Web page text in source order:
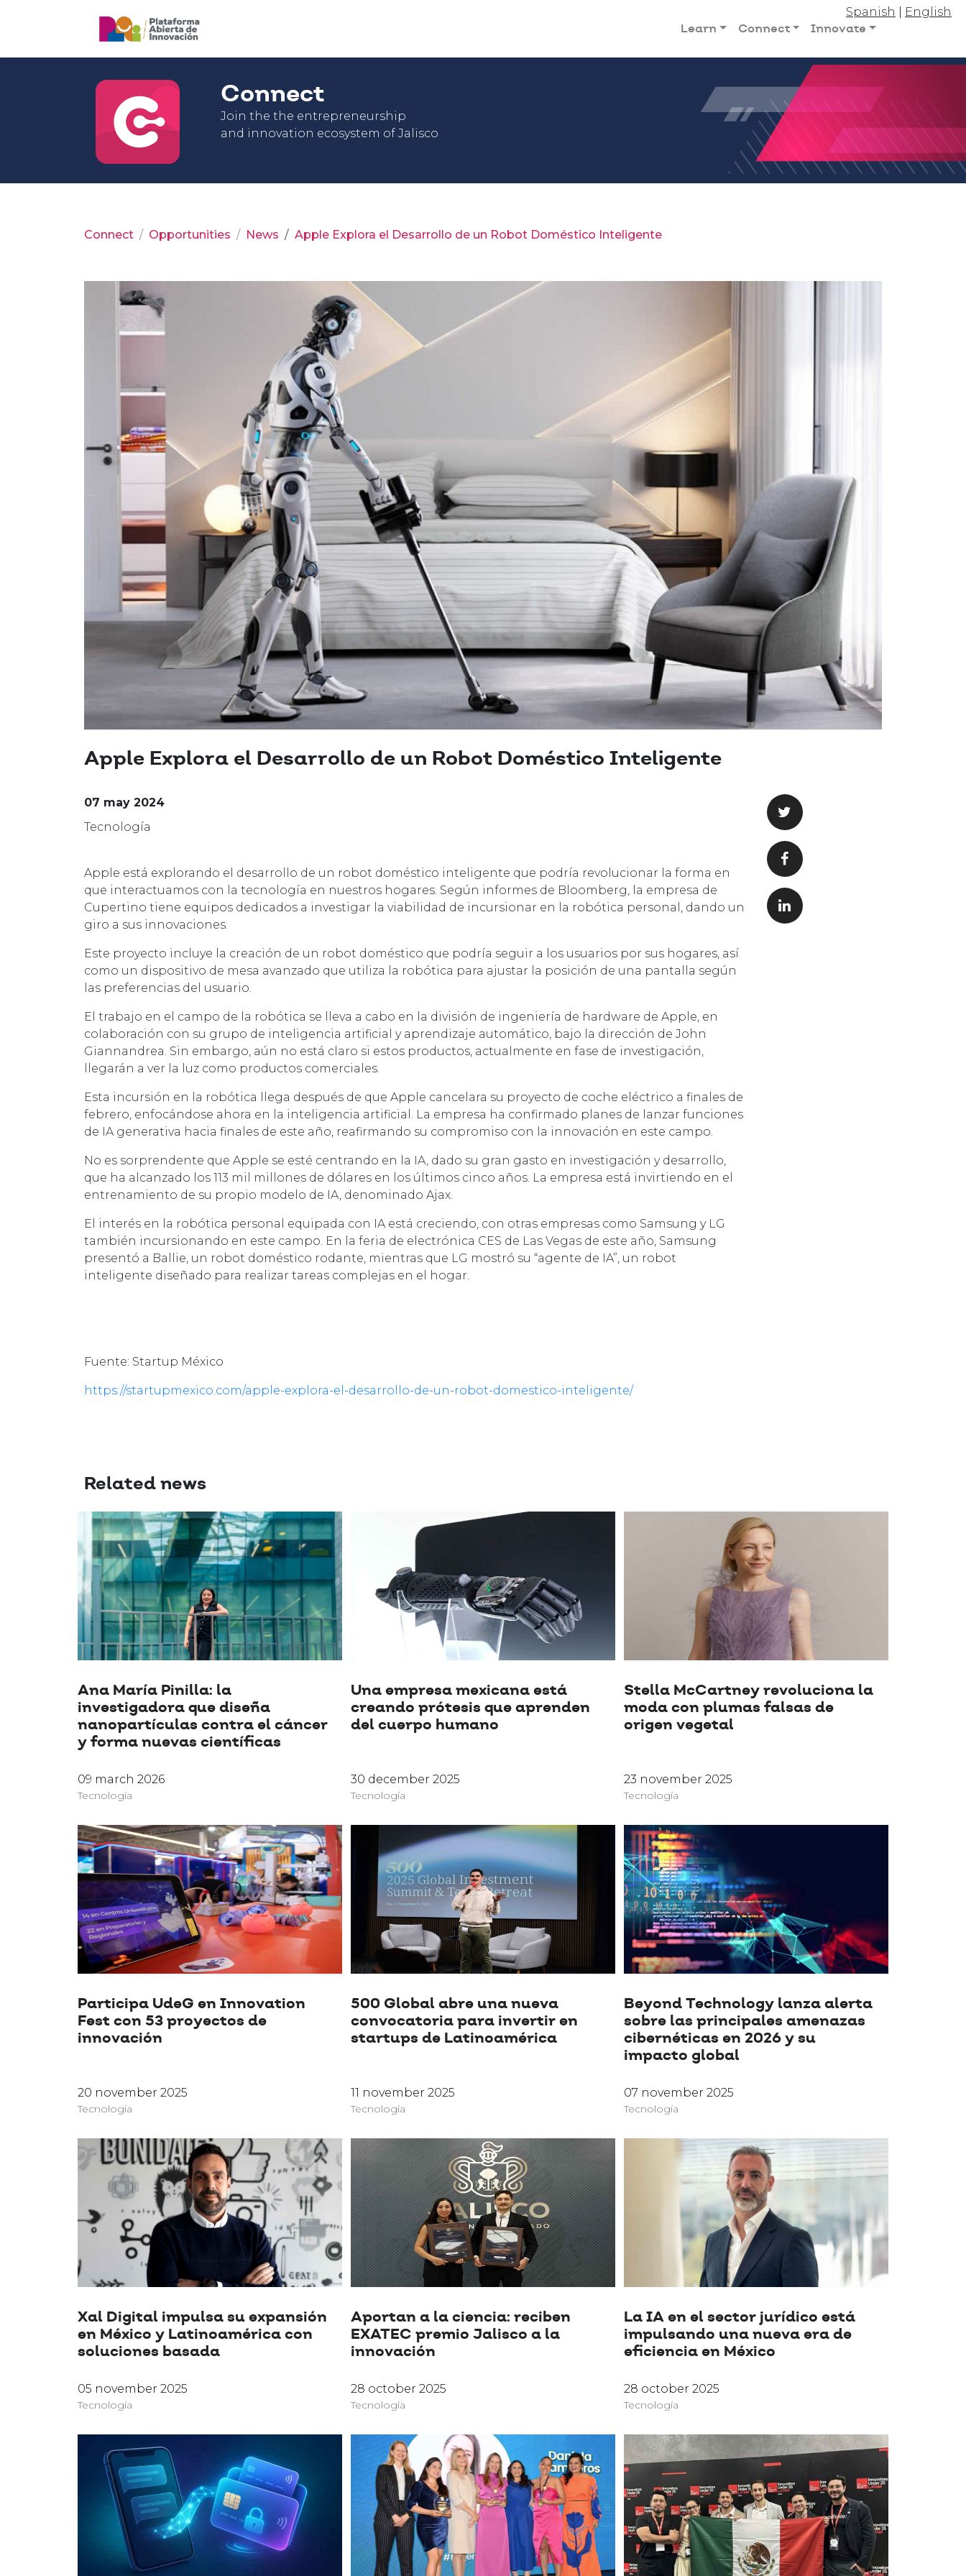
Spanish English
Learn Connect Innovate
Connect
Join the the entrepreneurship
and innovation ecosystem of Jalisco
Connect Opportunities News Apple Explora el Desarrollo de un Robot Doméstico Inteligente
Apple Explora el Desarrollo de un Robot Doméstico Inteligente
07 may 2024
Tecnología
Apple está explorando el desarrollo de un robot doméstico inteligente que podría revolucionar la forma en
que interactuamos con la tecnología en nuestros hogares. Según informes de Bloomberg, la empresa de
Cupertino tiene equipos dedicados a investigar la viabilidad de incursionar en la robótica personal, dando un
giro a sus innovaciones.
Este proyecto incluye la creación de un robot doméstico que podría seguir a los usuarios por sus hogares, así
como un dispositivo de mesa avanzado que utiliza la robótica para ajustar la posición de una pantalla según
las preferencias del usuario.
El trabajo en el campo de la robótica se lleva a cabo en la división de ingeniería de hardware de Apple, en
colaboración con su grupo de inteligencia artificial y aprendizaje automático, bajo la dirección de John
Giannandrea. Sin embargo, aún no está claro si estos productos, actualmente en fase de investigación,
llegarán a ver la luz como productos comerciales.
Esta incursión en la robótica llega después de que Apple cancelara su proyecto de coche eléctrico a finales de
febrero, enfocándose ahora en la inteligencia artificial. La empresa ha confirmado planes de lanzar funciones
de IA generativa hacia finales de este año, reafirmando su compromiso con la innovación en este campo.
No es sorprendente que Apple se esté centrando en la IA, dado su gran gasto en investigación y desarrollo,
que ha alcanzado los 113 mil millones de dólares en los últimos cinco años. La empresa está invirtiendo en el
entrenamiento de su propio modelo de IA, denominado Ajax.
El interés en la robótica personal equipada con IA está creciendo, con otras empresas como Samsung y LG
también incursionando en este campo. En la feria de electrónica CES de Las Vegas de este año, Samsung
presentó a Ballie, un robot doméstico rodante, mientras que LG mostró su “agente de IA”, un robot
inteligente diseñado para realizar tareas complejas en el hogar.
Fuente: Startup México
https://startupmexico.com/apple-explora-el-desarrollo-de-un-robot-domestico-inteligente/
Related news
Ana María Pinilla: la
investigadora que diseña
nanopartículas contra el cáncer
y forma nuevas científicas
09 march 2026
Tecnología
Una empresa mexicana está
creando prótesis que aprenden
del cuerpo humano
30 december 2025
Tecnología
Stella McCartney revoluciona la
moda con plumas falsas de
origen vegetal
23 november 2025
Tecnología
Participa UdeG en Innovation
Fest con 53 proyectos de
innovación
20 november 2025
Tecnología
500 Global abre una nueva
convocatoria para invertir en
startups de Latinoamérica
11 november 2025
Tecnología
Beyond Technology lanza alerta
sobre las principales amenazas
cibernéticas en 2026 y su
impacto global
07 november 2025
Tecnología
Xal Digital impulsa su expansión
en México y Latinoamérica con
soluciones basada
05 november 2025
Tecnología
Aportan a la ciencia: reciben
EXATEC premio Jalisco a la
innovación
28 october 2025
Tecnología
La IA en el sector jurídico está
impulsando una nueva era de
eficiencia en México
28 october 2025
Tecnología